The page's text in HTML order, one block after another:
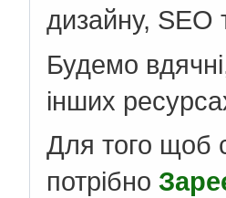
дизайну, SEO
Будемо
інших
Для того щоб
потрібно